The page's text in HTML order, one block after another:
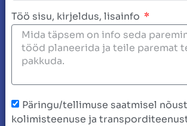
Töö sisu, kirjeldus, lisainfo
Päringu/tellimuse saatmisel
kolimisteenuse ja